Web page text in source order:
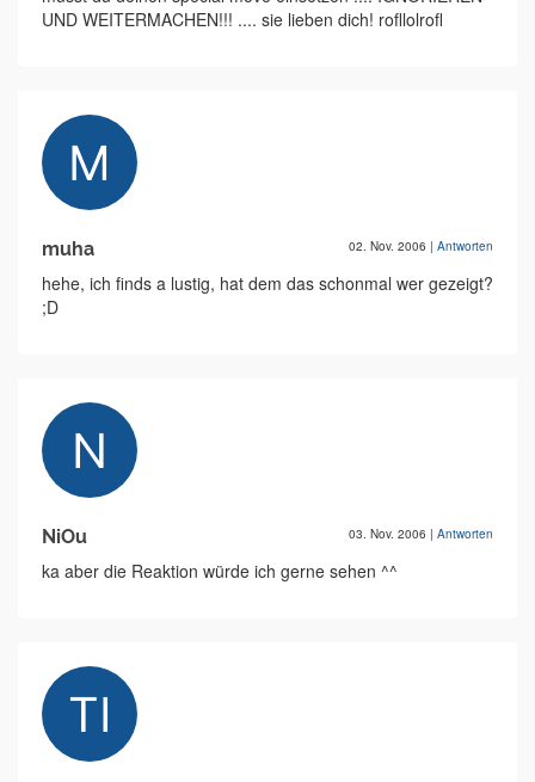
UND WEITERMACHEN!!! .... sie lieben dich! rofllolrofl
muha 02. Nov. 2006 | Antworten
hehe, ich finds a lustig, hat dem das schonmal wer gezeigt?
;D
NiOu 03. Nov. 2006 | Antworten
ka aber die Reaktion würde ich gerne sehen ^^